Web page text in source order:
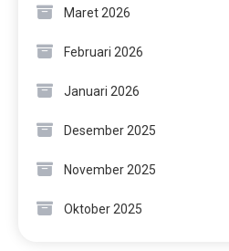
Maret 2026
Februari 2026
Januari 2026
Desember 2025
November 2025
Oktober 2025